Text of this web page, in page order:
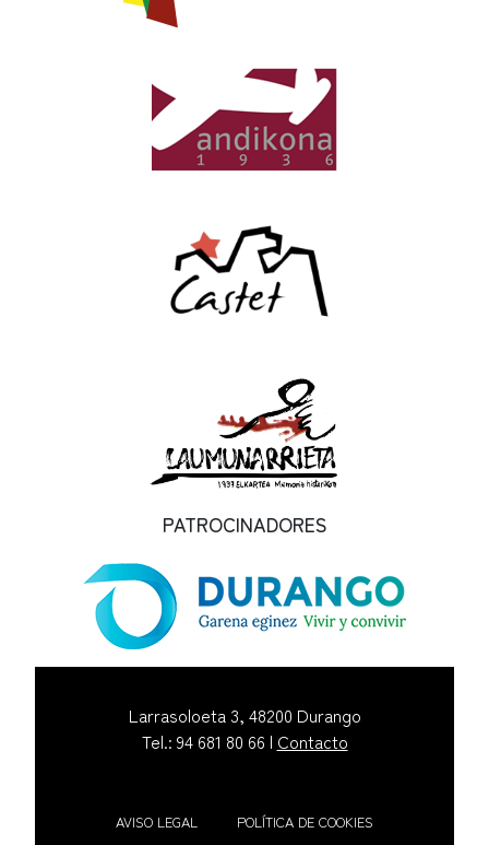
PATROCINADORES
Larrasoloeta 3, 48200 Durango
Tel.: 94 681 80 66 | Contacto
AVISO LEGAL POLÍTICA DE COOKIES